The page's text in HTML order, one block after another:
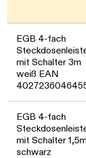
EGB 4-fach
mit Schalter 3m
weiß EAN
EGB 4-fach
mit Schalter
schwarz